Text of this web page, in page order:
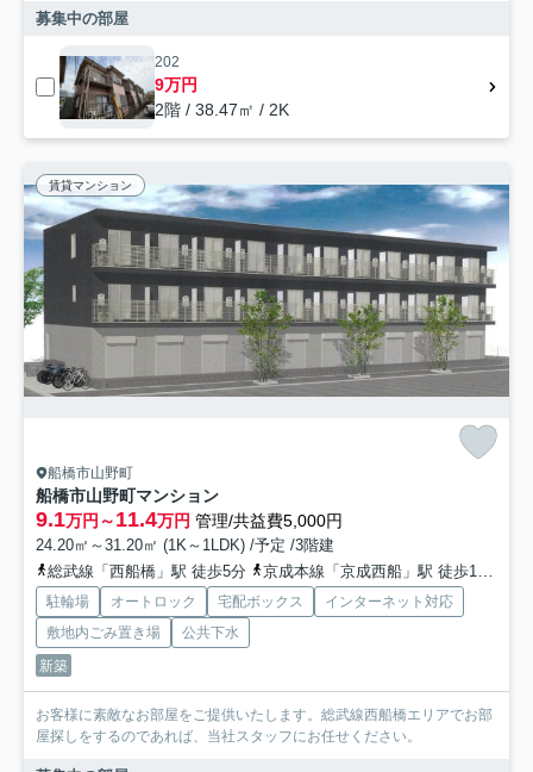
募集中の部屋
202
9万円
2階 / 38.47㎡ / 2K
賃貸マンション
船橋市山野町
船橋市山野町マンション
9.1万円～11.4万円 管理/共益費5,000円
24.20㎡～31.20㎡ (1K～1LDK) /予定 /3階建
総武線「西船橋」駅 徒歩5分
京成本線「京成西船」駅 徒歩11分
駐輪場 オートロック 宅配ボックス
インターネット対応
敷地内ごみ置き場
公共下水
新築
お客様に素敵なお部屋をご提供いたします。総武線西船橋エリアでお部
屋探しをするのであれば、当社スタッフにお任せください。